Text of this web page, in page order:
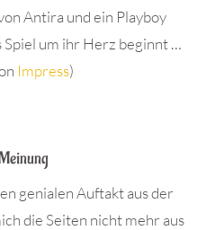
Antira und ein Playboy
um ihr Herz beginnt …
Impress)
genialen Auftakt aus der
die Seiten nicht mehr aus